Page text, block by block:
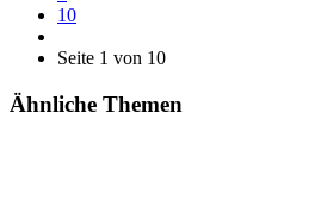
10
Seite 1 von 10
Ähnliche Themen